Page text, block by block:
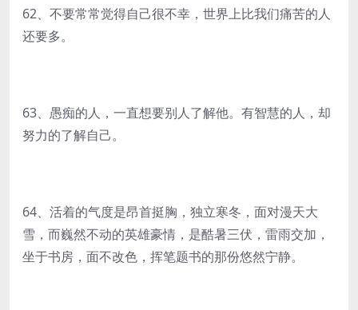
62、不要常常觉得自己很不幸，世界上比我们痛苦的人
还要多。
63、愚痴的人，一直想要别人了解他。有智慧的人，却
努力的了解自己。
64、活着的气度是昂首挺胸，独立寒冬，面对漫天大
雪，而巍然不动的英雄豪情，是酷暑三伏，雷雨交加，
坐于书房，面不改色，挥笔题书的那份悠然宁静。